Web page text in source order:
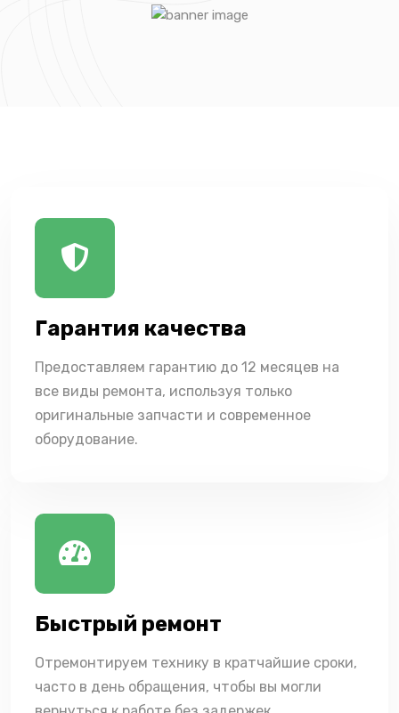
Гарантия качества
Предоставляем гарантию до 12 месяцев на
все виды ремонта, используя только
оригинальные запчасти и современное
оборудование.
Быстрый ремонт
Отремонтируем технику в кратчайшие сроки,
часто в день обращения, чтобы вы могли